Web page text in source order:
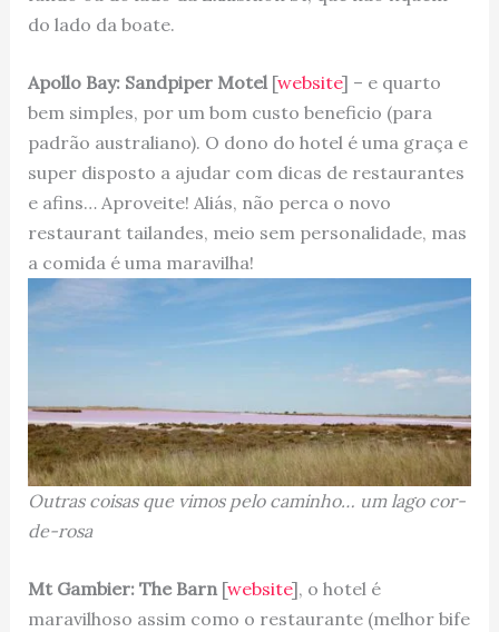
do lado da boate.
Apollo Bay: Sandpiper Motel [website] – e quarto
bem simples, por um bom custo beneficio (para
padrão australiano). O dono do hotel é uma graça e
super disposto a ajudar com dicas de restaurantes
e afins… Aproveite! Aliás, não perca o novo
restaurant tailandes, meio sem personalidade, mas
a comida é uma maravilha!
Outras coisas que vimos pelo caminho… um lago cor-
de-rosa
Mt Gambier: The Barn [website], o hotel é
maravilhoso assim como o restaurante (melhor bife